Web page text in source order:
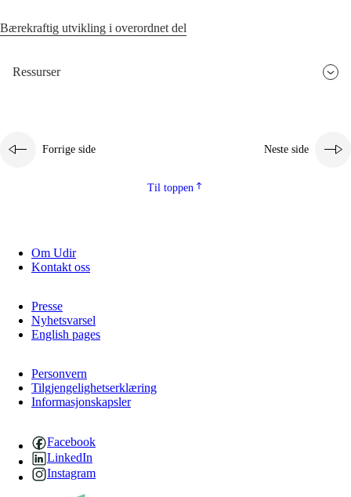
Bærekraftig utvikling i overordnet del
Ressurser
Forrige side Neste side
Til toppen
Om Udir
Kontakt oss
Presse
Nyhetsvarsel
English pages
Personvern
Tilgjengelighetserklæring
Informasjonskapsler
Facebook
LinkedIn
Instagram